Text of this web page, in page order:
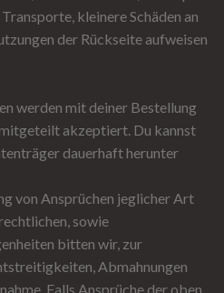
kleinere Schäden an
der Rückseite aufweisen
werden mit deiner Bestellung
akzeptiert. Du kannst
dauerhaft herunter
von Ansprüchen jeglicher Art
sowie
bitten wir, zur
Abmahnungen
Falls Ansprüche der oben